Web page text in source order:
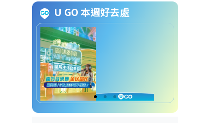
Wonder Girls
洗腦歌2024｜6. 晚安大小姐 - 韓
國搞笑男子組合ASMRZ
洗腦歌2024｜7. 科目三 - 抖音
TikTok神曲
洗腦歌2024｜8. 小蘋果 - 筷子兄
弟
U GO 本週好去處